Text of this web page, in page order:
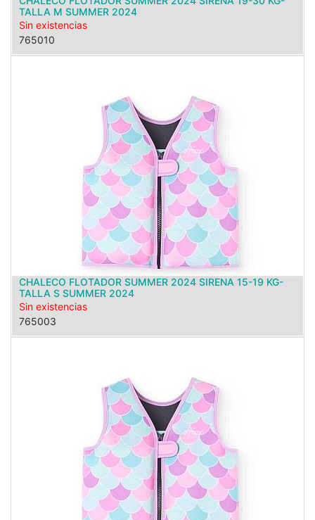
TALLA M SUMMER 2024
Sin existencias
765010
CHALECO FLOTADOR SUMMER 2024 SIRENA 15-19 KG-
TALLA S SUMMER 2024
Sin existencias
765003